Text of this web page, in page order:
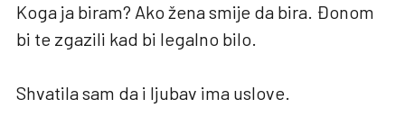
Koga ja biram? Ako žena smije da bira. Đonom
bi te zgazili kad bi legalno bilo.
Shvatila sam da i ljubav ima uslove.